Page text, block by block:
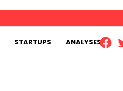
STARTUPS
ANALYSES